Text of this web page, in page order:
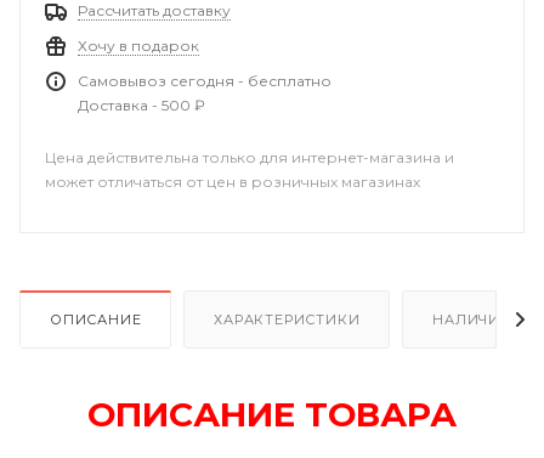
Рассчитать доставку
Хочу в подарок
Самовывоз сегодня - бесплатно
Доставка - 500 ₽
Цена действительна только для интернет-магазина и
может отличаться от цен в розничных магазинах
ОПИСАНИЕ ХАРАКТЕРИСТИКИ НАЛИЧИЕ
ОПИСАНИЕ ТОВАРА